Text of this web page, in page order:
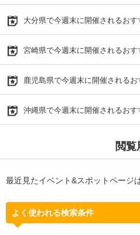
大分県で今週末に開催されるお
宮崎県で今週末に開催されるおす
鹿児島県で今週末に開催される
沖縄県で今週末に開催されるおす
閲覧
最近見たイベント&スポットページ
よく使われる検索条件